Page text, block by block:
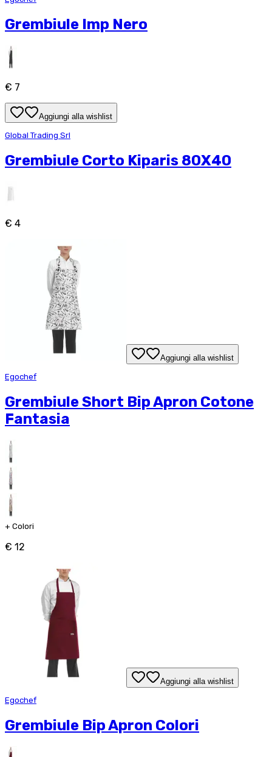
Grembiule Imp Nero
€ 7
Aggiungi alla wishlist
Global Trading Srl
Grembiule Corto Kiparis 80X40
€ 4
Aggiungi alla wishlist
Egochef
Grembiule Short Bip Apron Cotone
Fantasia
+ Colori
€ 12
Aggiungi alla wishlist
Egochef
Grembiule Bip Apron Colori